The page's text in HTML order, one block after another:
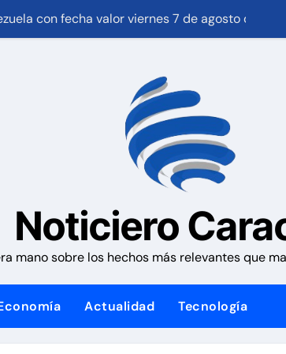
con fecha valor viernes 7 de agosto de 2026
de «muy buena calidad» que está siendo
Meteorológicas para las próximas 24
no han sido atendidos
sus operaciones de carga con primer vuelo
casa
cáncer que creó una escuelita para niños
Noticiero
mano sobre los hechos más relevantes que
Actualidad Tecnología